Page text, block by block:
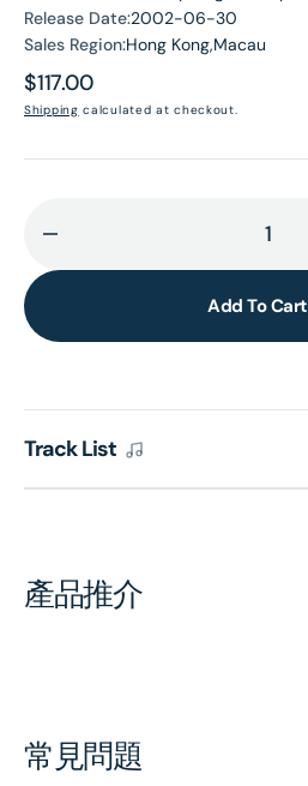
Release Date:2002-06-30
Sales Region:Hong Kong,Macau
Regular
price
$117.00
Shipping calculated at checkout.
quantity
MENDELSSOHN:
Variations/
7
Add To Cart
Track List
產品推介
常見問題